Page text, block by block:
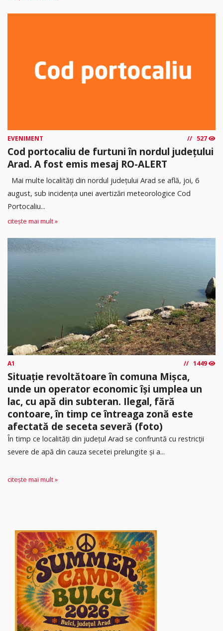
EVENIMENT 527
Cod portocaliu de furtuni în nordul județului
Arad. A fost emis mesaj RO-ALERT
Mai multe localități din nordul județului Arad se află, joi, 6
august, sub incidența unei avertizări meteorologice Cod
Portocaliu...
citește mai mult »
A1 1449
Situație revoltătoare în comuna Mișca,
unde un operator economic își umplea un
lac, cu apă din subteran. Ilegal, fără
contoare, în timp ce întreaga zonă este
afectată de seceta severă (foto)
În timp ce localități din județul Arad se confruntă cu restricții
severe de apă din cauza secetei prelungite și a...
citește mai mult »